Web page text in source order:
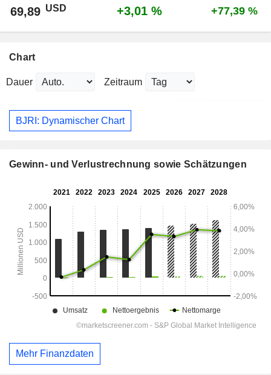
69,89 USD +3,01 % +77,39 %
Chart
Dauer Zeitraum
BJRI: Dynamischer Chart
Gewinn- und Verlustrechnung sowie Schätzungen
Mehr Finanzdaten